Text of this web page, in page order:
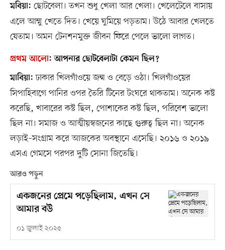
মবিয়া: ছোটবেলা। তখন শুধু খেলা আর খেলা। খেলেটেলে বাসায়
এলে আম্মু খেতে দিত। খেয়ে ঘুমিয়ে পড়তাম। উঠে আবার খেলতে
যেতাম। অমন টেনশনমুক্ত জীবন ফিরে পেলে ভালো লাগত।
প্রথম আলো:আপনার ছোটবেলাটা কেমন ছিল?
মাবিয়া: ঢাকার খিলগাঁওয়ে জন্ম ও বেড়ে ওঠা। খিলগাঁওয়ের
সিপাহিবাগে পানির ওপর তৈরি টিনের টংঘরে থাকতাম। অনেক কষ্ট
করেছি, খাবারের কষ্ট ছিল, পোশাকের কষ্ট ছিল, পরিবেশ ভালো
ছিল না। সমাজ ও আত্মীয়স্বজনের কাছে গুরুত্ব ছিল না। অনেক
লড়াই–সংগ্রাম করে আজকের অবস্থানে এসেছি। ২০১৬ ও ২০১৯
এসএ গেমসে পরপর দুটি সোনা জিতেছি।
আরও পড়ুন
একজনের প্রেমে পড়েছিলাম, এখন সে
আমার বউ
০১ জুলাই ২০২৫